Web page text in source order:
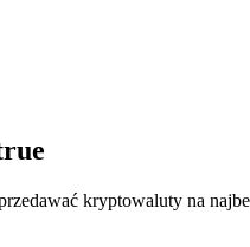
z kopiowania transakcji
kryptowaluty na